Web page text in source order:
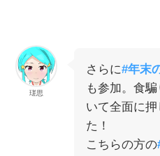
瑳思
さらに#年末
も参加。食
いて全面に
た！
こちらの方の